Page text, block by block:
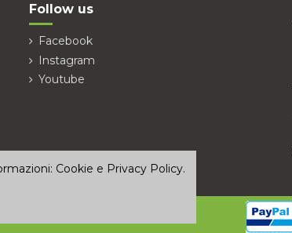
Follow us
Facebook
Instagram
Youtube
Cookie e Privacy Policy.